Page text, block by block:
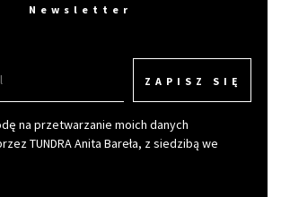
Newsletter
ZAPISZ SIĘ
na przetwarzanie moich danych
TUNDRA Anita Bareła, z siedzibą we